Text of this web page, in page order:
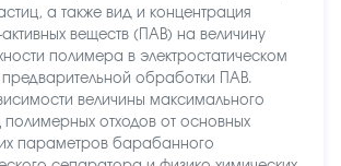
а также вид и концентрация
веществ (ПАВ) на величину
полимера в электростатическом
обработки ПАВ.
величины максимального
полимерных отходов от основных
параметров барабанного